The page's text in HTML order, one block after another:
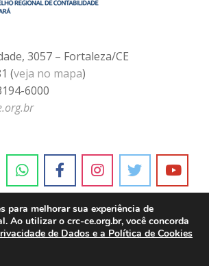
3057 – Fortaleza/CE
(veja no mapa)
6000
para melhorar sua experiência de
Ao utilizar o crc-ce.org.br, você concorda
de Dados e a Política de Cookies